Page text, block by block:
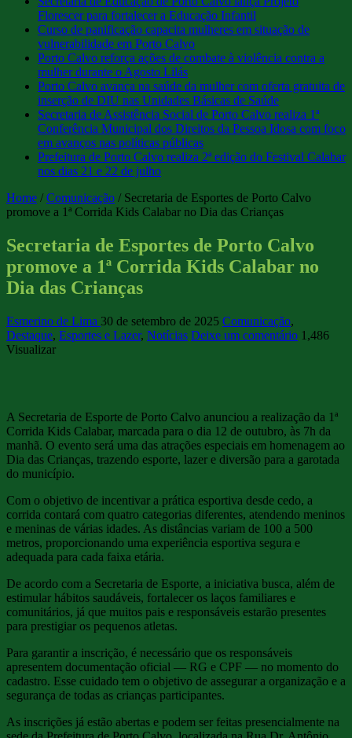
Florescer para fortalecer a Educação Infantil
Curso de panificação capacita mulheres em situação de
vulnerabilidade em Porto Calvo
Porto Calvo reforça ações de combate à violência contra a
mulher durante o Agosto Lilás
Porto Calvo avança na saúde da mulher com oferta gratuita de
inserção de DIU nas Unidades Básicas de Saúde
Secretaria de Assistência Social de Porto Calvo realiza 1ª
Conferência Municipal dos Direitos da Pessoa Idosa com foco
em avanços nas políticas públicas
Prefeitura de Porto Calvo realiza 2ª edição do Festival Calabar
nos dias 21 e 22 de julho
Home / Comunicação / Secretaria de Esportes de Porto Calvo
promove a 1ª Corrida Kids Calabar no Dia das Crianças
Secretaria de Esportes de Porto Calvo
promove a 1ª Corrida Kids Calabar no
Dia das Crianças
Esmerino de Lima 30 de setembro de 2025 Comunicação,
Destaque, Esportes e Lazer, Notícias Deixe um comentário 1,486
Visualizar
A Secretaria de Esporte de Porto Calvo anunciou a realização da 1ª
Corrida Kids Calabar, marcada para o dia 12 de outubro, às 7h da
manhã. O evento será uma das atrações especiais em homenagem ao
Dia das Crianças, trazendo esporte, lazer e diversão para a garotada
do município.
Com o objetivo de incentivar a prática esportiva desde cedo, a
corrida contará com quatro categorias diferentes, atendendo meninos
e meninas de várias idades. As distâncias variam de 100 a 500
metros, proporcionando uma experiência esportiva segura e
adequada para cada faixa etária.
De acordo com a Secretaria de Esporte, a iniciativa busca, além de
estimular hábitos saudáveis, fortalecer os laços familiares e
comunitários, já que muitos pais e responsáveis estarão presentes
para prestigiar os pequenos atletas.
Para garantir a inscrição, é necessário que os responsáveis
apresentem documentação oficial — RG e CPF — no momento do
cadastro. Esse cuidado tem o objetivo de assegurar a organização e a
segurança de todas as crianças participantes.
As inscrições já estão abertas e podem ser feitas presencialmente na